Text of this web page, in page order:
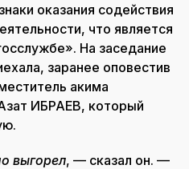
оказания содействия
что является
На заседание
заранее оповестив
акима
ИБРАЕВ, который
выгорел, — сказал он. —